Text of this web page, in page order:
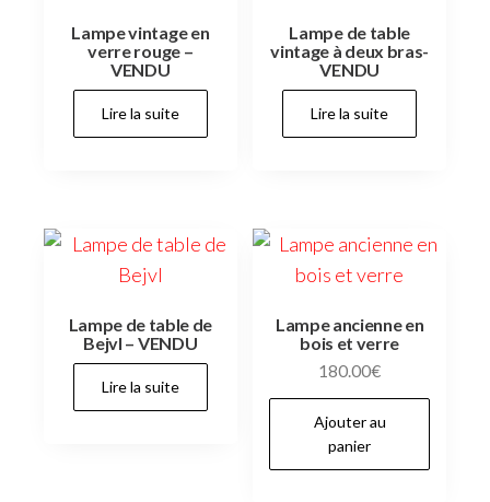
Lampe vintage en
verre rouge –
VENDU
Lire la suite
Lampe de table
vintage à deux bras-
VENDU
Lire la suite
Lampe de table de
Bejvl – VENDU
Lire la suite
Lampe ancienne en
bois et verre
180.00€
Ajouter au
panier